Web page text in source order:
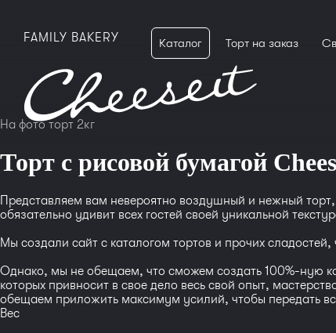
FAMILY BAKERY Каталог Торт на заказ
На фото торт 2кг
Торт с рисовой бумагой
Представляем вам невероятно воздушный и нежный
обязательно удивит всех гостей своей уникальной
Мы создали сайт с каталогом тортов и прочих
Однако, мы не обещаем, что сможем создать 100%-ную
которых привносит в свое дело весь свой опыт,
обещаем приложить максимум усилий, чтобы передать
Вес